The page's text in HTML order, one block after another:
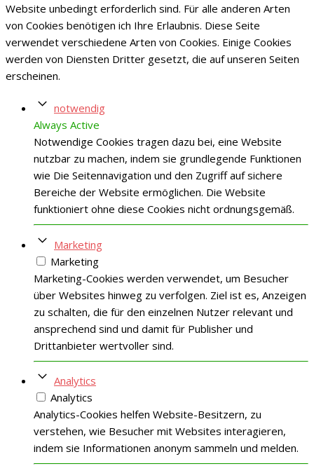
Website unbedingt erforderlich sind. Für alle anderen Arten
von Cookies benötigen ich Ihre Erlaubnis. Diese Seite
verwendet verschiedene Arten von Cookies. Einige Cookies
werden von Diensten Dritter gesetzt, die auf unseren Seiten
erscheinen.
notwendig
Always Active
Notwendige Cookies tragen dazu bei, eine Website
nutzbar zu machen, indem sie grundlegende Funktionen
wie Die Seitennavigation und den Zugriff auf sichere
Bereiche der Website ermöglichen. Die Website
funktioniert ohne diese Cookies nicht ordnungsgemäß.
Marketing
Marketing
Marketing-Cookies werden verwendet, um Besucher
über Websites hinweg zu verfolgen. Ziel ist es, Anzeigen
zu schalten, die für den einzelnen Nutzer relevant und
ansprechend sind und damit für Publisher und
Drittanbieter wertvoller sind.
Analytics
Analytics
Analytics-Cookies helfen Website-Besitzern, zu
verstehen, wie Besucher mit Websites interagieren,
indem sie Informationen anonym sammeln und melden.